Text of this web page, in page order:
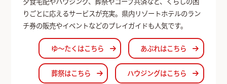
りごとに応えるサービスが充実。県内リゾートホテルのラン
チ券の販売やイベントなどのプレイガイドも人気です。
ゆ〜たくはこちら あぷれはこちら
葬祭はこちら ハウジングはこちら